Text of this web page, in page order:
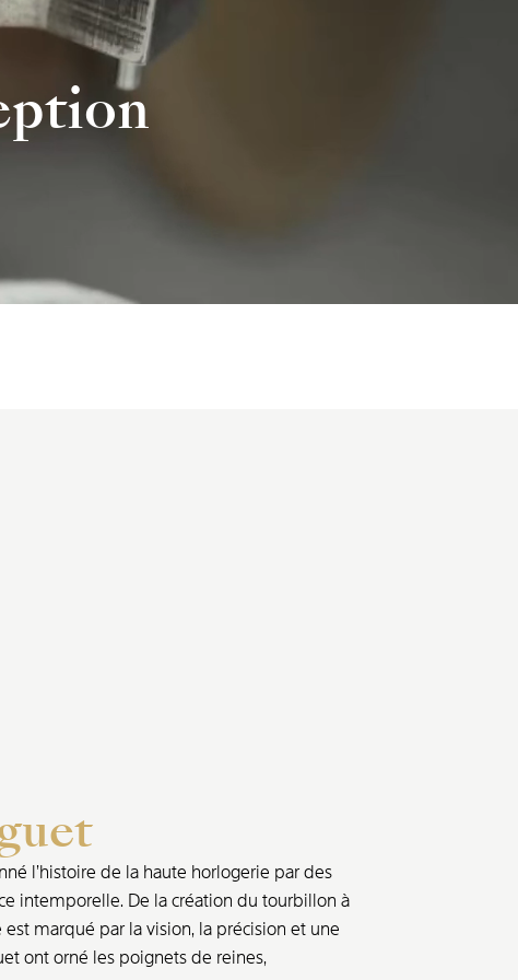
l’histoire de la haute horlogerie par des
intemporelle. De la création du tourbillon à
marqué par la vision, la précision et une
ont orné les poignets de reines,